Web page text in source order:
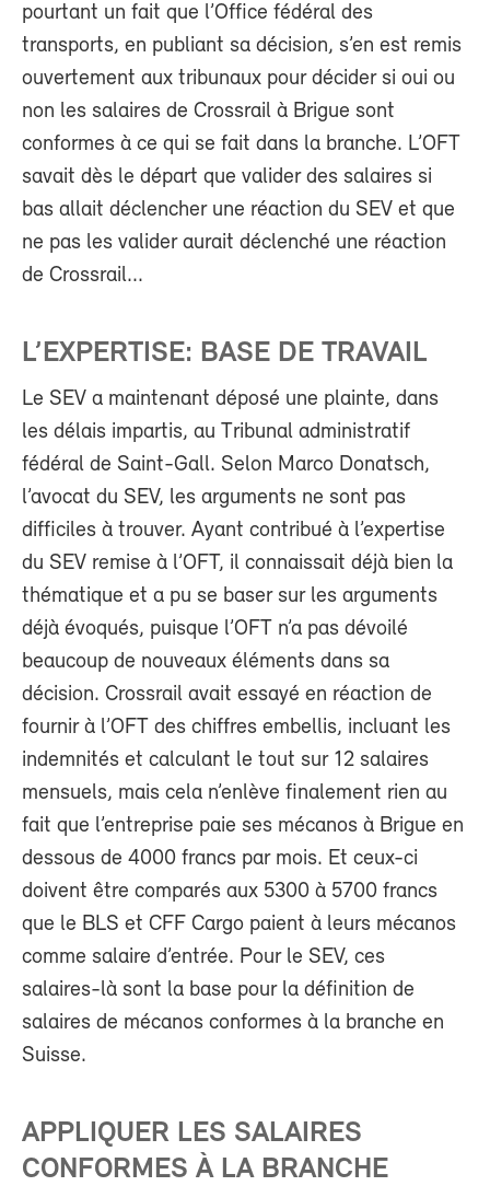
pourtant un fait que l’Office fédéral des
transports, en publiant sa décision, s’en est remis
ouvertement aux tribunaux pour décider si oui ou
non les salaires de Crossrail à Brigue sont
conformes à ce qui se fait dans la branche. L’OFT
savait dès le départ que valider des salaires si
bas allait déclencher une réaction du SEV et que
ne pas les valider aurait déclenché une réaction
de Crossrail...
L’EXPERTISE: BASE DE TRAVAIL
Le SEV a maintenant déposé une plainte, dans
les délais impartis, au Tribunal administratif
fédéral de Saint-Gall. Selon Marco Donatsch,
l’avocat du SEV, les arguments ne sont pas
difficiles à trouver. Ayant contribué à l’expertise
du SEV remise à l’OFT, il connaissait déjà bien la
thématique et a pu se baser sur les arguments
déjà évoqués, puisque l’OFT n’a pas dévoilé
beaucoup de nouveaux éléments dans sa
décision. Crossrail avait essayé en réaction de
fournir à l’OFT des chiffres embellis, incluant les
indemnités et calculant le tout sur 12 salaires
mensuels, mais cela n’enlève finalement rien au
fait que l’entreprise paie ses mécanos à Brigue en
dessous de 4000 francs par mois. Et ceux-ci
doivent être comparés aux 5300 à 5700 francs
que le BLS et CFF Cargo paient à leurs mécanos
comme salaire d’entrée. Pour le SEV, ces
salaires-là sont la base pour la définition de
salaires de mécanos conformes à la branche en
Suisse.
APPLIQUER LES SALAIRES
CONFORMES À LA BRANCHE